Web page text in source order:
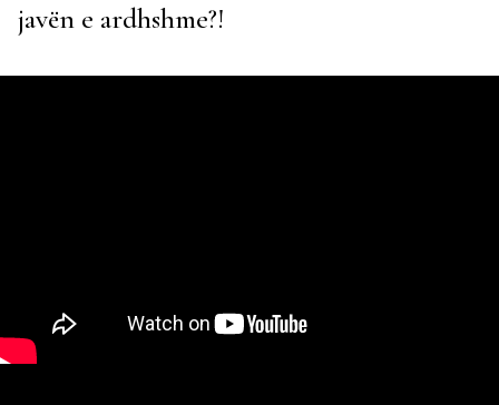
javën e ardhshme?!